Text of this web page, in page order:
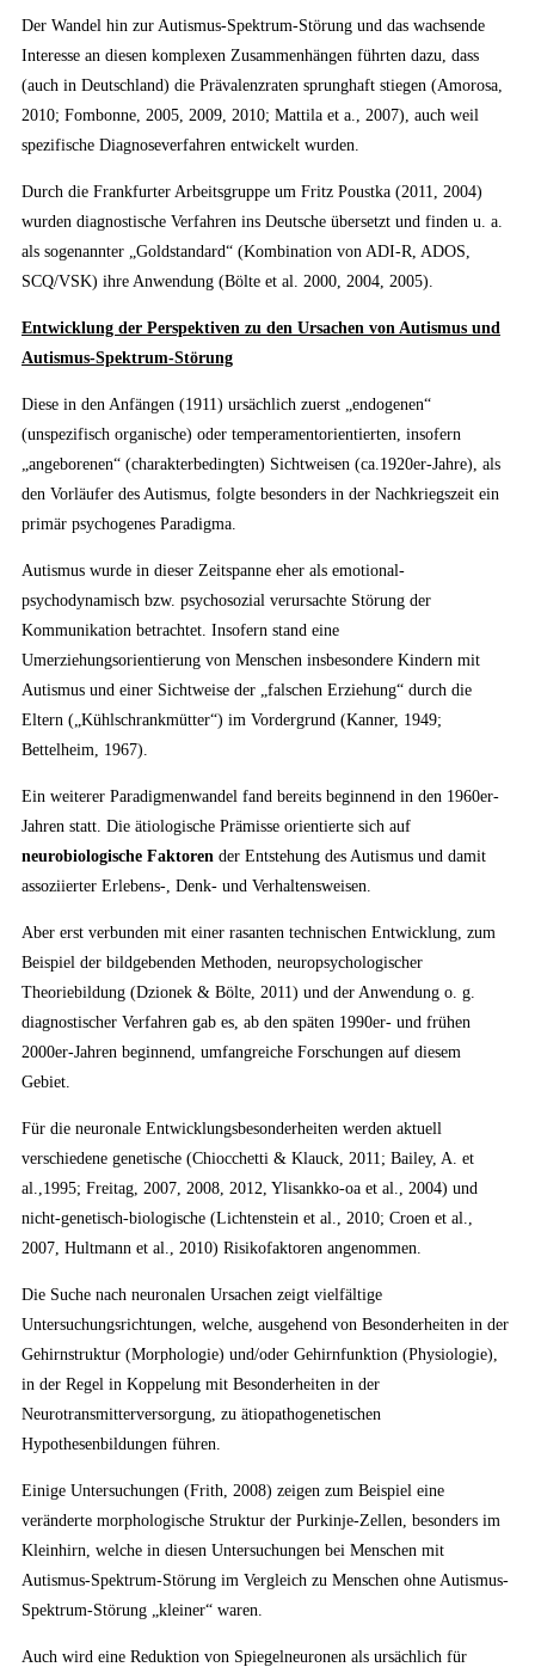
Der Wandel hin zur Autismus-Spektrum-Störung und das wachsende
Interesse an diesen komplexen Zusammenhängen führten dazu, dass
(auch in Deutschland) die Prävalenzraten sprunghaft stiegen (Amorosa,
2010; Fombonne, 2005, 2009, 2010; Mattila et a., 2007), auch weil
spezifische Diagnoseverfahren entwickelt wurden.
Durch die Frankfurter Arbeitsgruppe um Fritz Poustka (2011, 2004)
wurden diagnostische Verfahren ins Deutsche übersetzt und finden u. a.
als sogenannter „Goldstandard“ (Kombination von ADI-R, ADOS,
SCQ/VSK) ihre Anwendung (Bölte et al. 2000, 2004, 2005).
Entwicklung der Perspektiven zu den Ursachen von Autismus und
Autismus-Spektrum-Störung
Diese in den Anfängen (1911) ursächlich zuerst „endogenen“
(unspezifisch organische) oder temperamentorientierten, insofern
„angeborenen“ (charakterbedingten) Sichtweisen (ca.1920er-Jahre), als
den Vorläufer des Autismus, folgte besonders in der Nachkriegszeit ein
primär psychogenes Paradigma.
Autismus wurde in dieser Zeitspanne eher als emotional-
psychodynamisch bzw. psychosozial verursachte Störung der
Kommunikation betrachtet. Insofern stand eine
Umerziehungsorientierung von Menschen insbesondere Kindern mit
Autismus und einer Sichtweise der „falschen Erziehung“ durch die
Eltern („Kühlschrankmütter“) im Vordergrund (Kanner, 1949;
Bettelheim, 1967).
Ein weiterer Paradigmenwandel fand bereits beginnend in den 1960er-
Jahren statt. Die ätiologische Prämisse orientierte sich auf
neurobiologische Faktoren der Entstehung des Autismus und damit
assoziierter Erlebens-, Denk- und Verhaltensweisen.
Aber erst verbunden mit einer rasanten technischen Entwicklung, zum
Beispiel der bildgebenden Methoden, neuropsychologischer
Theoriebildung (Dzionek & Bölte, 2011) und der Anwendung o. g.
diagnostischer Verfahren gab es, ab den späten 1990er- und frühen
2000er-Jahren beginnend, umfangreiche Forschungen auf diesem
Gebiet.
Für die neuronale Entwicklungsbesonderheiten werden aktuell
verschiedene genetische (Chiocchetti & Klauck, 2011; Bailey, A. et
al.,1995; Freitag, 2007, 2008, 2012, Ylisankko-oa et al., 2004) und
nicht-genetisch-biologische (Lichtenstein et al., 2010; Croen et al.,
2007, Hultmann et al., 2010) Risikofaktoren angenommen.
Die Suche nach neuronalen Ursachen zeigt vielfältige
Untersuchungsrichtungen, welche, ausgehend von Besonderheiten in der
Gehirnstruktur (Morphologie) und/oder Gehirnfunktion (Physiologie),
in der Regel in Koppelung mit Besonderheiten in der
Neurotransmitterversorgung, zu ätiopathogenetischen
Hypothesenbildungen führen.
Einige Untersuchungen (Frith, 2008) zeigen zum Beispiel eine
veränderte morphologische Struktur der Purkinje-Zellen, besonders im
Kleinhirn, welche in diesen Untersuchungen bei Menschen mit
Autismus-Spektrum-Störung im Vergleich zu Menschen ohne Autismus-
Spektrum-Störung „kleiner“ waren.
Auch wird eine Reduktion von Spiegelneuronen als ursächlich für